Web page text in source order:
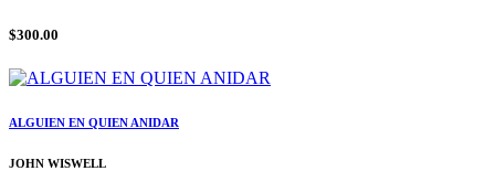
$300.00
ALGUIEN EN QUIEN ANIDAR
JOHN WISWELL